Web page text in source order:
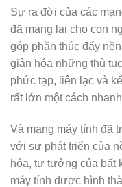
Sự ra đời của các
đã mang lại cho con
góp phần thúc đẩy
giản hóa những thủ
phức tạp, liên lạc và
rất lớn một cách
Và mạng máy tính đã
với sự phát triển của
hóa, tư tưởng của bất
máy tính được hình